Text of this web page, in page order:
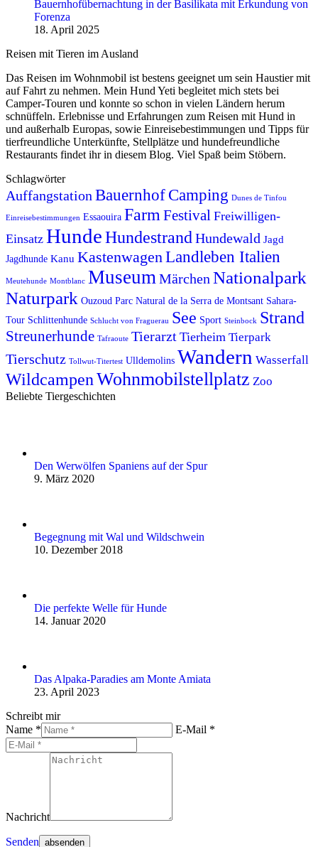
Bauernhofübernachtung in der Basilikata mit Erkundung von
Forenza
18. April 2025
Reisen mit Tieren im Ausland
Das Reisen im Wohnmobil ist bestens geeignet um sein Haustier mit
auf Fahrt zu nehmen. Mein Hund Yeti begleitet mich stets bei
Camper-Touren und konnte so schon in vielen Ländern herum
schnüffeln. Erlebnisse und Erfahrungen zum Reisen mit Hund in
und außerhalb Europas, sowie Einreise­be­stimmungen und Tipps für
tierfreundliche Unterkünfte, Stellplätze und hundefreundliche
Restaurants findet ihr in diesem Blog. Viel Spaß beim Stöbern.
Schlagwörter
Auffangstation BauernhofCamping Dunes de Tinfou
Einreisebestimmungen Essaouira Farm Festival Freiwilligen-
Einsatz HundeHundestrand Hundewald Jagd
Jagdhunde Kanu Kastenwagen Landleben Italien
Meutehunde Montblanc Museum Märchen Nationalpark
Naturpark Ouzoud Parc Natural de la Serra de Montsant Sahara-
Tour Schlittenhunde Schlucht von Fraguerau See Sport Steinbock Strand
Streunerhunde Tafraoute Tierarzt Tierheim Tierpark
Tierschutz Tollwut-Titertest Ulldemolins Wandern Wasserfall
WildcampenWohnmobilstellplatz Zoo
Beliebte Tiergeschichten
Den Werwölfen Spaniens auf der Spur
9. März 2020
Begegnung mit Wal und Wildschwein
10. Dezember 2018
Die perfekte Welle für Hunde
14. Januar 2020
Das Alpaka-Paradies am Monte Amiata
23. April 2023
Schreibt mir
Name *
E-Mail *
Nachricht
Senden